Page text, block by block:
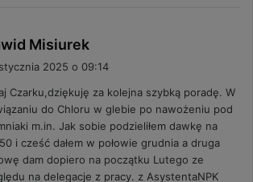
Misiurek
i
z
e
:
2025 o 09:14
Czarku,dziękuję za kolejna szybką poradę. W
do Chloru w glebie po nawożeniu pod
m.in. Jak sobie podzieliłem dawkę na
i cześć dałem w połowie grudnia a druga
dam dopiero na początku Lutego ze
na delegacje z pracy. z AsystentaNPK